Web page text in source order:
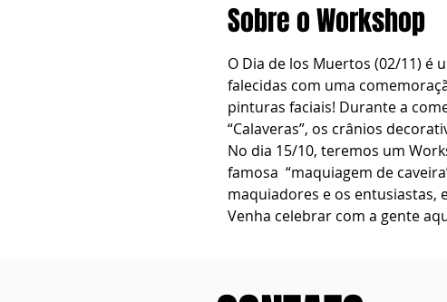
Sobre o Workshop
O Dia de los Muertos (02/11) é
falecidas com uma
pinturas faciais! Durante a
“Calaveras”, os crânios
No dia 15/10, teremos um
famosa  “maquiagem de
maquiadores e os entusiastas,
Venha celebrar com a gente